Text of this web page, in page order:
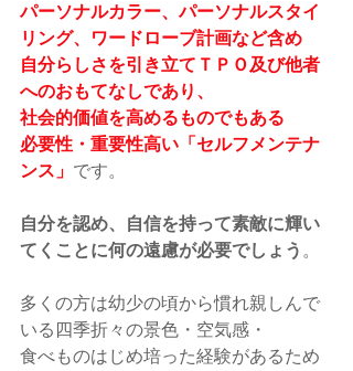
パーソナルカラー、パーソナルスタイ
リング、ワードローブ計画など含め
自分らしさを引き立てＴＰＯ及び他者
へのおもてなしであり、
社会的価値を高めるものでもある
必要性・重要性高い「セルフメンテナ
ンス」 です。
自分を認め、自信を持って素敵に輝い
てくことに何の遠慮が必要でしょう 。
多くの方は幼少の頃から慣れ親しんで
いる四季折々の景色・空気感・
食べものはじめ培った経験があるため